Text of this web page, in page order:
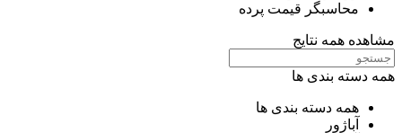
محاسبگر قیمت پرده
مشاهده همه نتایج
همه دسته بندی ها
همه دسته بندی ها
آباژور